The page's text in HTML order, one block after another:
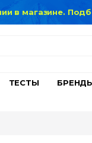
в магазине.
ТЕСТЫ